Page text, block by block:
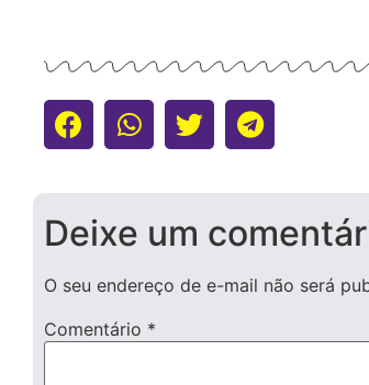
Deixe um
O seu endereço de e-mail não será
Comentário *